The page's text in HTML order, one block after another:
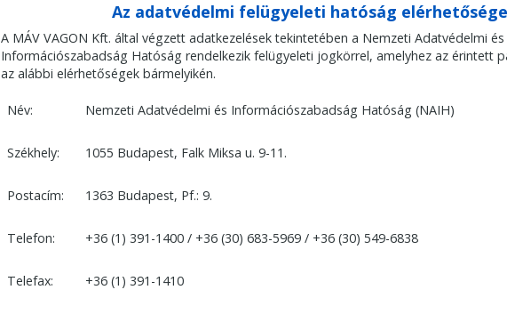
Az adatvédelmi felügyeleti hatóság
A MÁV VAGON Kft. által végzett adatkezelések tekintetében a Nemzeti Adatvédelmi és
Információszabadság Hatóság rendelkezik felügyeleti jogkörrel, amelyhez az érintett
az alábbi elérhetőségek bármelyikén.
Név: Nemzeti Adatvédelmi és Információszabadság Hatóság (NAIH)
Székhely: 1055 Budapest, Falk Miksa u. 9-11.
Postacím: 1363 Budapest, Pf.: 9.
Telefon: +36 (1) 391-1400 / +36 (30) 683-5969 / +36 (30) 549-6838
Telefax: +36 (1) 391-1410